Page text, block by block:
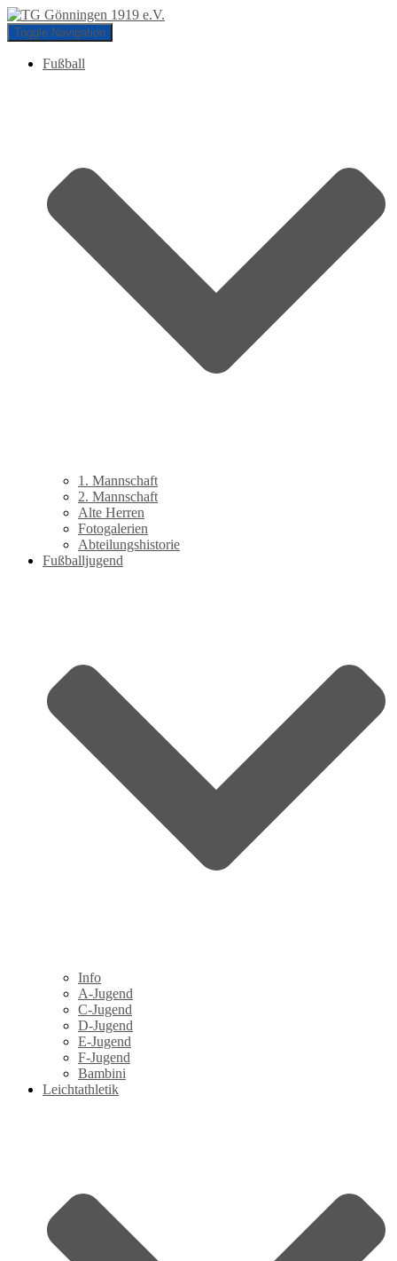
Toggle Navigation
Fußball
1. Mannschaft
2. Mannschaft
Alte Herren
Fotogalerien
Abteilungshistorie
Fußballjugend
Info
A-Jugend
C-Jugend
D-Jugend
E-Jugend
F-Jugend
Bambini
Leichtathletik